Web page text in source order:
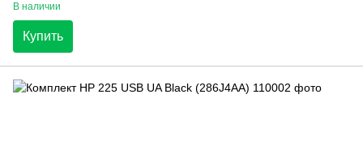
В наличии
Купить